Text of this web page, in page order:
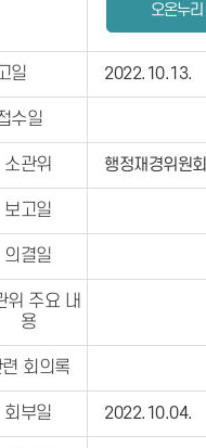
오온누리
일 2022.10.13.
수일
소관위 행정재경위원회
보고일
의결일
위 주요 내
용
련 회의록
회부일 2022.10.04.